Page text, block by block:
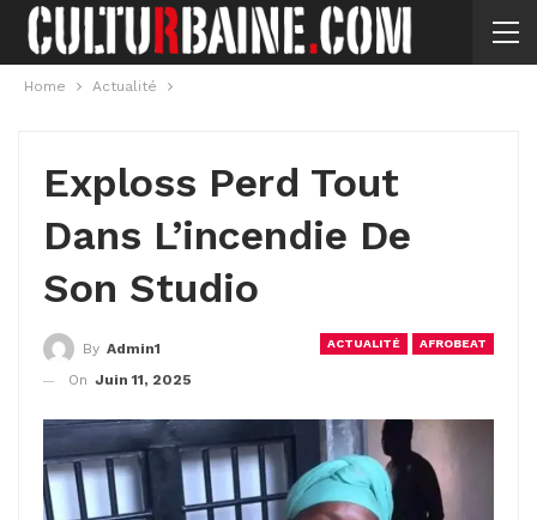
Home Actualité
Exploss Perd Tout
Dans L’incendie De
Son Studio
ACTUALITÉ AFROBEAT
By Admin1
On Juin 11, 2025